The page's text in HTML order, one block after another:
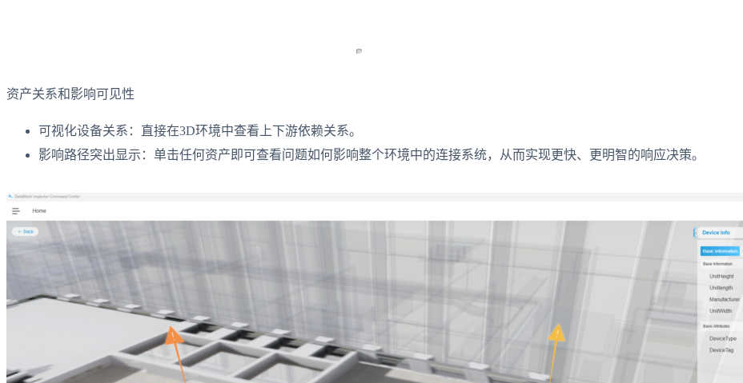
资产关系和影响可见性
可视化设备关系：直接在3D环境中查看上下游依赖关系。
影响路径突出显示：单击任何资产即可查看问题如何影响整个环境中的连接系统，从而实现更快、更明智的响应决策。